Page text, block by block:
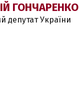
ГОНЧАРЕНКО
депутат України